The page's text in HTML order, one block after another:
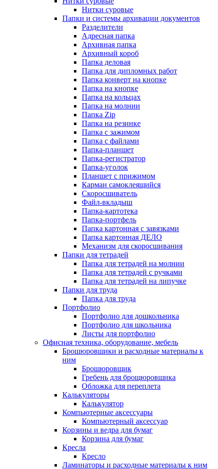
Нитки суровые
Папки и системы архивации документов
Разделители
Адресная папка
Архивная папка
Архивный короб
Папка деловая
Папка для дипломных работ
Папка конверт на кнопке
Папка на кнопке
Папка на кольцах
Папка на молнии
Папка Zip
Папка на резинке
Папка с зажимом
Папка с файлами
Папка-планшет
Папка-регистратор
Папка-уголок
Планшет с прижимом
Карман самоклеящийся
Скоросшиватель
Файл-вкладыш
Папка-картотека
Папка-портфель
Папка картонная с завязками
Папка картонная ДЕЛО
Механизм для скоросшивания
Папки для тетрадей
Папка для тетрадей на молнии
Папка для тетрадей с ручками
Папка для тетрадей на липучке
Папки для труда
Папка для труда
Портфолио
Портфолио для дошкольника
Портфолио для школьника
Листы для портфолио
Офисная техника, оборудование, мебель
Брошюровшики и расходные материалы к
ним
Брошюровщик
Гребень для брощюровшика
Обложка для переплета
Калькуляторы
Калькулятор
Компьютерные аксессуары
Компьютерный аксессуар
Корзины и ведра для бумаг
Корзина для бумаг
Кресла
Кресло
Ламинаторы и расходные материалы к ним